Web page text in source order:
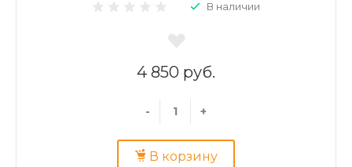
В наличии
4 850 руб.
- +
В корзину